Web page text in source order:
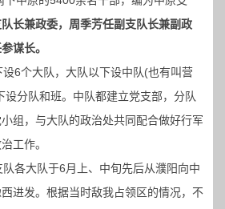
长兼政委，周季芳任副支队长兼副政
谋长。
6个大队，大队以下设中队(也有叫营
设分队和班。中队都建立党支部，分队
组，与大队的政治处共同配合做好行军
工作。
各大队于6月上、中旬先后从濮阳向中
进发。根据当时敌我占领区的情况，不